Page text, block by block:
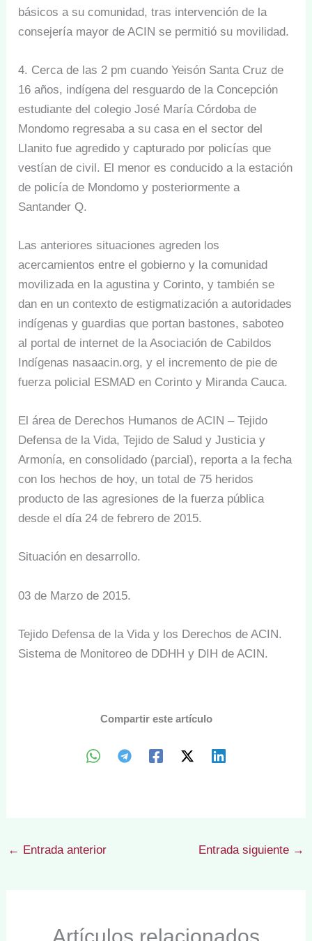
básicos a su comunidad, tras intervención de la
consejería mayor de ACIN se permitió su movilidad.
4. Cerca de las 2 pm cuando Yeisón Santa Cruz de
16 años, indígena del resguardo de la Concepción
estudiante del colegio José María Córdoba de
Mondomo regresaba a su casa en el sector del
Llanito fue agredido y capturado por policías que
vestían de civil. El menor es conducido a la estación
de policía de Mondomo y posteriormente a
Santander Q.
Las anteriores situaciones agreden los
acercamientos entre el gobierno y la comunidad
movilizada en la agustina y Corinto, y también se
dan en un contexto de estigmatización a autoridades
indígenas y guardias que portan bastones, saboteo
al portal de internet de la Asociación de Cabildos
Indígenas nasaacin.org, y el incremento de pie de
fuerza policial ESMAD en Corinto y Miranda Cauca.
El área de Derechos Humanos de ACIN – Tejido
Defensa de la Vida, Tejido de Salud y Justicia y
Armonía, en consolidado (parcial), reporta a la fecha
con los hechos de hoy, un total de 75 heridos
producto de las agresiones de la fuerza pública
desde el día 24 de febrero de 2015.
Situación en desarrollo.
03 de Marzo de 2015.
Tejido Defensa de la Vida y los Derechos de ACIN.
Sistema de Monitoreo de DDHH y DIH de ACIN.
Compartir este artículo
← Entrada anterior Entrada siguiente →